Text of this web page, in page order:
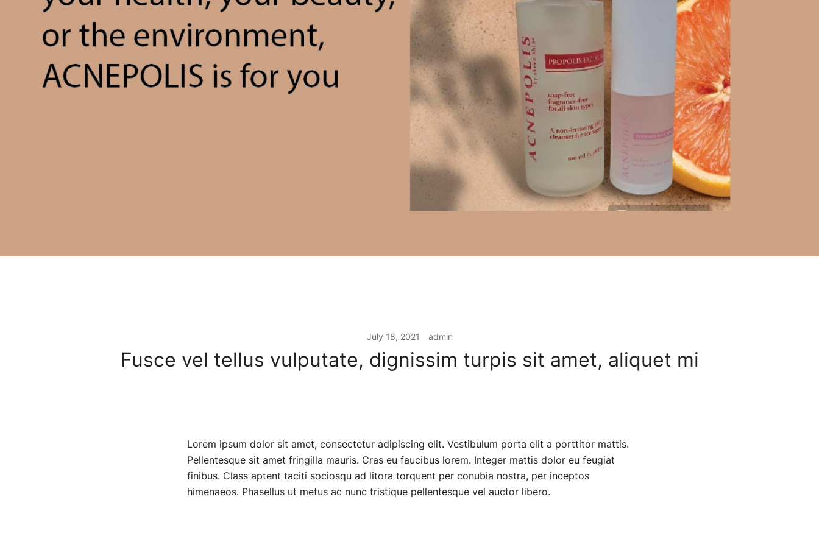
July 18, 2021 admin
Fusce vel tellus vulputate, dignissim turpis sit amet, aliquet mi
Lorem ipsum dolor sit amet, consectetur adipiscing elit. Vestibulum porta elit a porttitor mattis.
Pellentesque sit amet fringilla mauris. Cras eu faucibus lorem. Integer mattis dolor eu feugiat
finibus. Class aptent taciti sociosqu ad litora torquent per conubia nostra, per inceptos
himenaeos. Phasellus ut metus ac nunc tristique pellentesque vel auctor libero.